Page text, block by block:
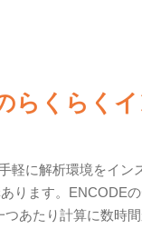
らくらく
軽に解析環境をイン
ります。ENCODE
あたり計算に数時